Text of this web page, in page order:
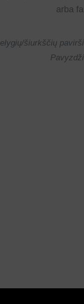
arba
šiurkščių